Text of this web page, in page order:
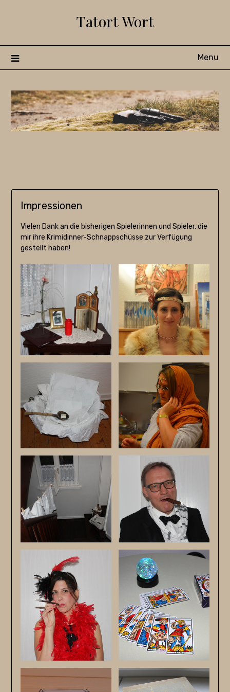
Tatort Wort
Menu
Impressionen
Vielen Dank an die bisherigen Spielerinnen und Spieler, die
mir ihre Krimidinner-Schnappschüsse zur Verfügung
gestellt haben!